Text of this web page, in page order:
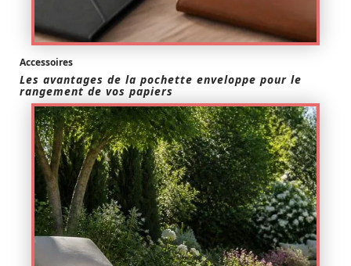
Accessoires
Les avantages de la pochette enveloppe pour le
rangement de vos papiers